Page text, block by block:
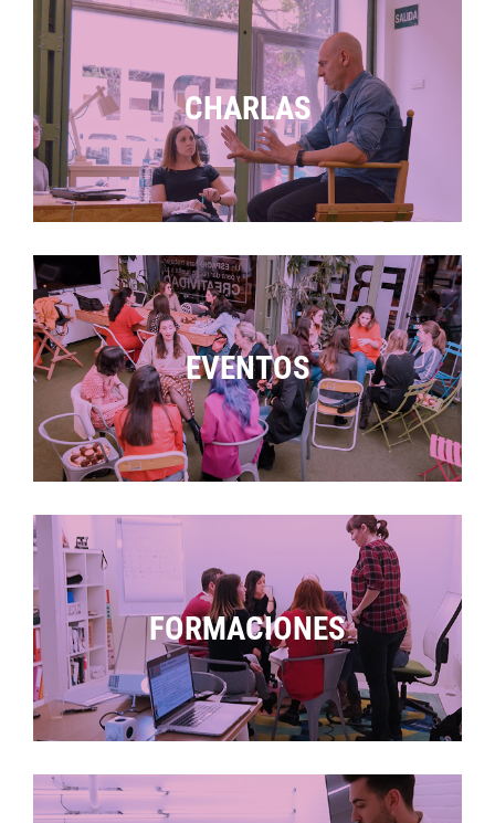
CHARLAS
EVENTOS
FORMACIONES